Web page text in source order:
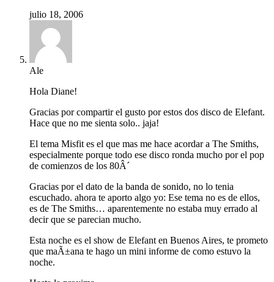
julio 18, 2006
Ale
Hola Diane!
Gracias por compartir el gusto por estos dos disco de Elefant.
Hace que no me sienta solo.. jaja!
El tema Misfit es el que mas me hace acordar a The Smiths,
especialmente porque todo ese disco ronda mucho por el pop
de comienzos de los 80Â´
Gracias por el dato de la banda de sonido, no lo tenia
escuchado. ahora te aporto algo yo: Ese tema no es de ellos,
es de The Smiths… aparentemente no estaba muy errado al
decir que se parecian mucho.
Esta noche es el show de Elefant en Buenos Aires, te prometo
que maÃ±ana te hago un mini informe de como estuvo la
noche.